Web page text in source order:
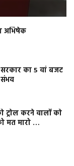
अभिषेक
का 5 वां बजट
करने वालों को
मत मारो …